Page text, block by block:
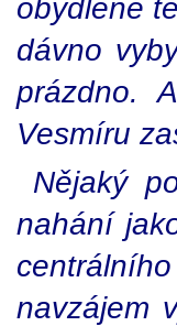
obydlené
dávno
prázdno.
Vesmíru
Nějaký
nahání
navzájem